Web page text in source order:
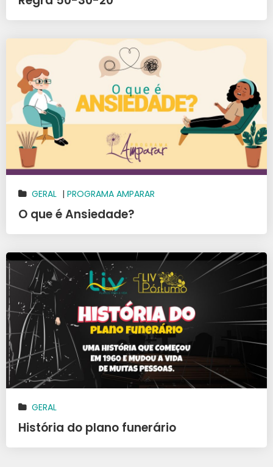
GERAL | PROGRAMA AMPARAR
O que é Ansiedade?
GERAL
História do plano funerário